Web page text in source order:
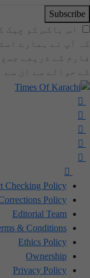
Subscribe
اس باکس کو چیک
کہ آپ نے ہمارے
فارم کے ذریعے
کے حوالے سے ان سے
Checking Policy
Policy
Editorial Team
& Conditions
Ethics Policy
Ownership
Privacy Policy